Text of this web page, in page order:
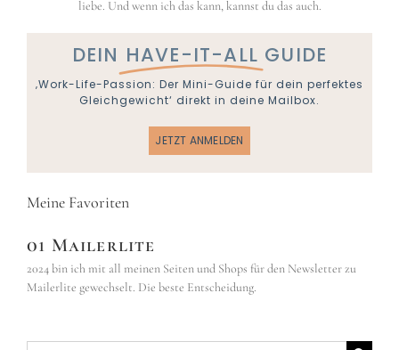
liebe. Und wenn ich das kann, kannst du das auch.
DEIN HAVE-IT-ALL GUIDE
‚Work-Life-Passion: Der Mini-Guide für dein perfektes
Gleichgewicht‘ direkt in deine Mailbox.
JETZT ANMELDEN
Meine Favoriten
01 Mailerlite
2024 bin ich mit all meinen Seiten und Shops für den Newsletter zu
Mailerlite gewechselt. Die beste Entscheidung.